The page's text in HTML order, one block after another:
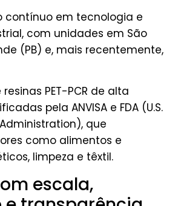
contínuo em tecnologia e
, com unidades em São
(PB) e, mais recentemente,
PET-PCR de alta
pela ANVISA e FDA (U.S.
que
como alimentos e
limpeza e têxtil.
escala,